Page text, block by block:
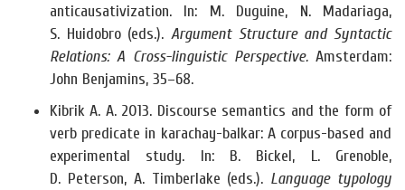
anticausativization. In: M. Duguine, N. Madariaga,
S. Huidobro (eds.). Argument Structure and Syntactic
Relations: A Cross-linguistic Perspective.Amsterdam:
John Benjamins, 35–68.
Kibrik A. A. 2013. Discourse semantics and the form of
verb predicate in karachay-balkar: A corpus-based and
experimental study. In: B. Bickel, L. Grenoble,
D. Peterson, A. Timberlake (eds.). Language typology